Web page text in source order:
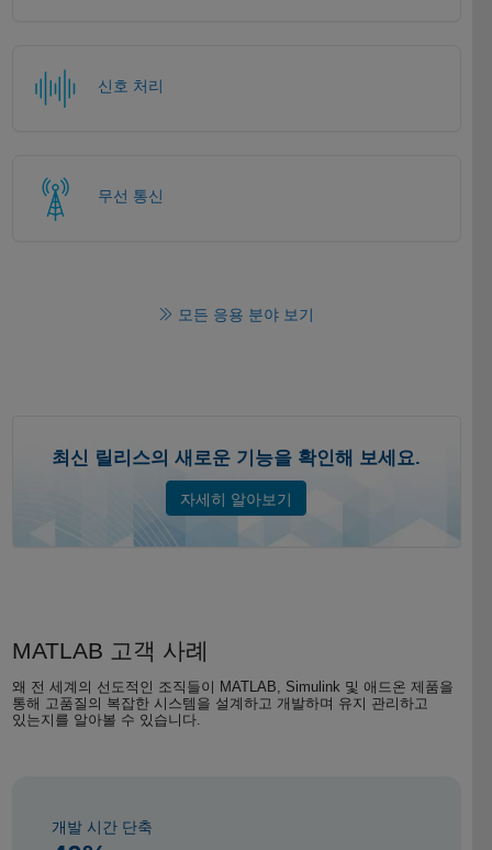
신호 처리
무선 통신
모든 응용 분야 보기
최신 릴리스의 새로운 기능을 확인해 보세요.
자세히 알아보기
MATLAB 고객 사례
왜 전 세계의 선도적인 조직들이 MATLAB, Simulink 및 애드온 제품을
통해 고품질의 복잡한 시스템을 설계하고 개발하며 유지 관리하고
있는지를 알아볼 수 있습니다.
개발 시간 단축